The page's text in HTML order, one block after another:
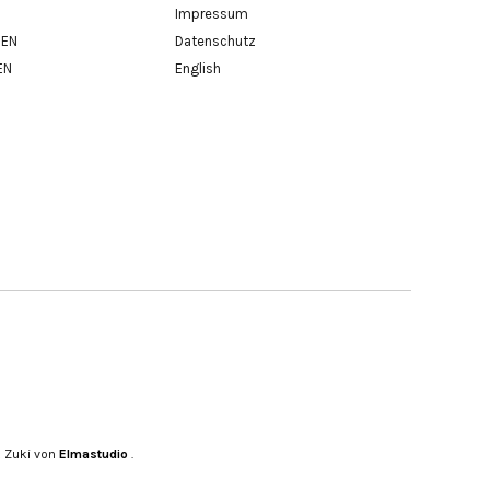
Impressum
Datenschutz
English
Zuki von Elmastudio